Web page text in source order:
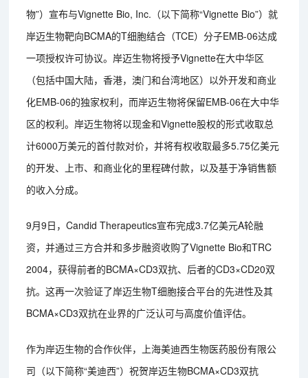
物”）宣布与Vignette Bio, Inc.（以下简称“Vignette Bio”）就
岸迈生物靶向BCMA的T细胞结合（TCE）分子EMB-06达成
一项授权许可协议。岸迈生物将授予Vignette在大中华区
（包括中国大陆，香港，澳门和台湾地区）以外开发和商业
化EMB-06的独家权利，而岸迈生物将保留EMB-06在大中华
区的权利。岸迈生物将以现金和Vignette股权的形式收取总
计6000万美元的首付款对价，并将有权收取最多5.75亿美元
的开发、上市、和商业化的里程碑付款，以及基于净销售额
的收入分成。
9月9日，Candid Therapeutics宣布完成3.7亿美元A轮融
资，并通过三方合并和多步融资收购了Vignette Bio和TRC
2004，获得前者的BCMA×CD3双抗、后者的CD3×CD20双
抗。这再一次验证了岸迈生物T细胞接合平台的先进性及其
BCMA×CD3双抗在业界的广泛认可与高度价值评估。
作为岸迈生物的合作伙伴，上海美迪西生物医药股份有限公
司（以下简称“美迪西”）祝贺岸迈生物BCMA×CD3双抗